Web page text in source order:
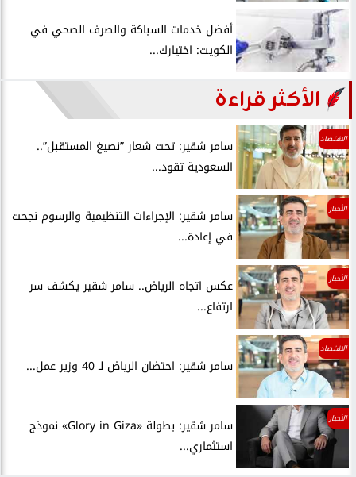
أفضل خدمات السباكة والصرف الصحي في
الكويت: اختيارك...
الأكثر قراءة
الاقتصاد
سامر شقير: تحت شعار ”نصيغ المستقبل”..
السعودية تقود...
الأخبار
سامر شقير: الإجراءات التنظيمية والرسوم نجحت
في إعادة...
الأخبار
عكس اتجاه الرياض.. سامر شقير يكشف سر
ارتفاع...
الاقتصاد
سامر شقير: احتضان الرياض لـ 40 وزير عمل...
الأخبار
سامر شقير: بطولة «Glory in Giza» نموذج
استثماري...